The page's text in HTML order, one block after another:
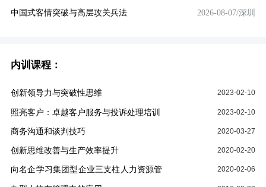
式
中国式客情突破与高层攻关兵法 2026-08-07/深圳
内训课程：
创新领导力与突破性思维 2023-02-10
照亮客户：卓越客户服务与投诉处理培训 2023-02-10
商务沟通和谈判技巧 2020-03-27
创新思维改善与生产效率提升 2020-02-20
向名企学习集团型企业三支柱人力资源管
2020-02-06